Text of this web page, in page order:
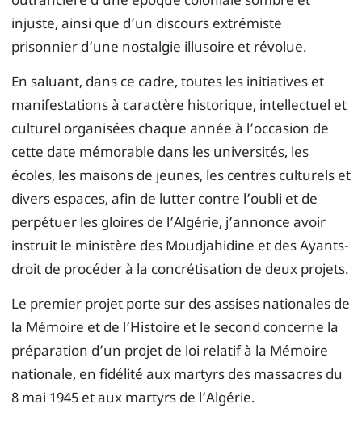
injuste, ainsi que d’un discours extrémiste
prisonnier d’une nostalgie illusoire et révolue.
En saluant, dans ce cadre, toutes les initiatives et
manifestations à caractère historique, intellectuel et
culturel organisées chaque année à l’occasion de
cette date mémorable dans les universités, les
écoles, les maisons de jeunes, les centres culturels et
divers espaces, afin de lutter contre l’oubli et de
perpétuer les gloires de l’Algérie, j’annonce avoir
instruit le ministère des Moudjahidine et des Ayants-
droit de procéder à la concrétisation de deux projets.
Le premier projet porte sur des assises nationales de
la Mémoire et de l’Histoire et le second concerne la
préparation d’un projet de loi relatif à la Mémoire
nationale, en fidélité aux martyrs des massacres du
8 mai 1945 et aux martyrs de l’Algérie.